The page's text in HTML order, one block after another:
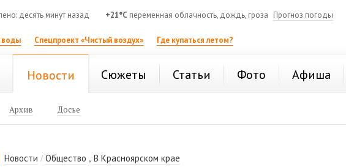
десять минут назад +21°C переменная облачность, дождь, гроза Прогноз погоды
воды Спецпроект «Чистый воздух» Где купаться летом?
Новости Сюжеты Статьи Фото Афиша
Архив Досье
Новости /Общество ,В Красноярском крае